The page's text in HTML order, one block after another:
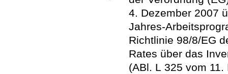
4. Dezember 2007
Jahres-
Richtlinie 98/8/EG
Rates über das
(ABl. L 325 vom